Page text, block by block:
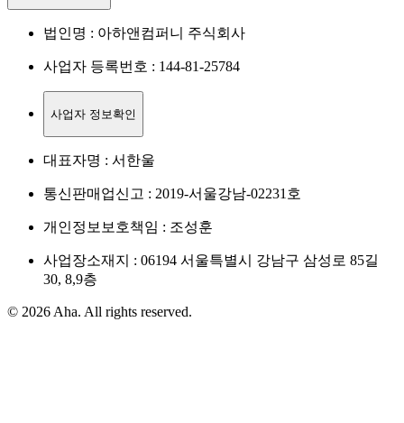
법인명 : 아하앤컴퍼니 주식회사
사업자 등록번호 : 144-81-25784
사업자 정보확인
대표자명 : 서한울
통신판매업신고 : 2019-서울강남-02231호
개인정보보호책임 : 조성훈
사업장소재지 : 06194 서울특별시 강남구 삼성로 85길
30, 8,9층
© 2026 Aha. All rights reserved.